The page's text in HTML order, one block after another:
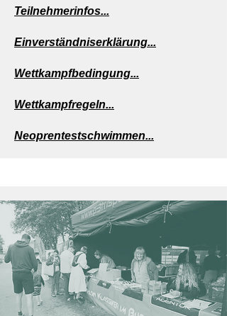
Teilnehmerinfos...
Einverständniserklärung...
Wettkampfbedingung...
Wettkampfregeln...
Neoprentestschwimmen...